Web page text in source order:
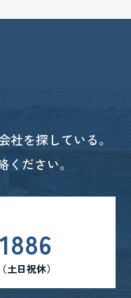
社を探している。
ださい。
土日祝休）